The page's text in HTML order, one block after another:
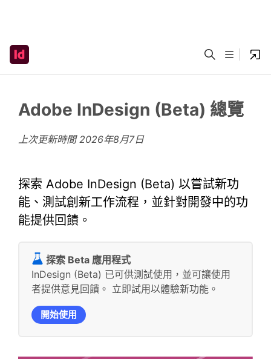
Adobe InDesign (Beta) 總覽
上次更新時間2026年8月7日
探索 Adobe InDesign (Beta) 以嘗試新功
能、測試創新工作流程，並針對開發中的功
能提供回饋。
探索 Beta 應用程式
InDesign (Beta) 已可供測試使用，並可讓使用
者提供意見回饋。 立即試用以體驗新功能。
開始使用